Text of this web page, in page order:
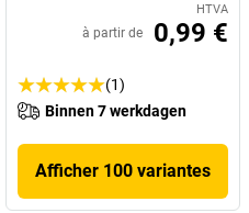
HTVA
à partir de 0,99 €
(1)
Binnen 7 werkdagen
Afficher 100 variantes